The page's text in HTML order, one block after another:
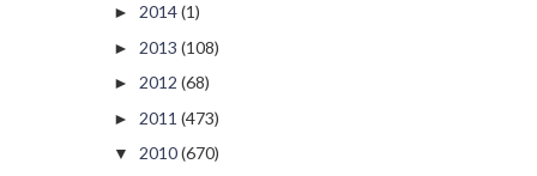
► 2014(1)
► 2013 (108)
► 2012 (68)
► 2011 (473)
▼ 2010(670)